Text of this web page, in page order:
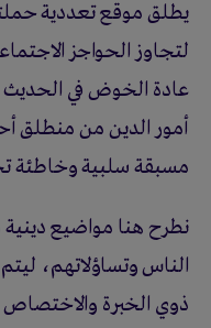
يطلق موقع تعددية
لتجاوز الحواجز
عادة الخوض في الحديث
أمور الدين من منطلق
مسبقة سلبية وخاطئة
نطرح هنا مواضيع
الناس وتساؤلاتهم،
ذوي الخبرة والاختصاص